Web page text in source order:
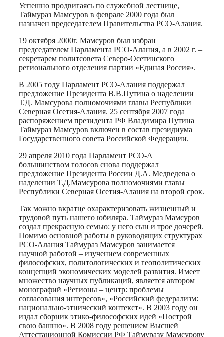
Успешно продвигаясь по служебной лестнице,
Таймураз Мамсуров в феврале 2000 года был
назначен председателем Правительства РСО-Алания.
19 октября 2000г. Мамсуров был избран
председателем Парламента РСО-Алания, а в 2002 г. –
секретарем политсовета Северо-Осетинского
регионального отделения партии «Единая Россия».
В 2005 году Парламент РСО-Алания поддержал
предложение Президента В.В.Путина о наделении
Т.Д. Мамсурова полномочиями главы Республики
Северная Осетия-Алания. 25 сентября 2007 года
распоряжением президента РФ Владимира Путина
Таймураз Мамсуров включен в состав президиума
Государственного совета Российской Федерации.
29 апреля 2010 года Парламент РСО-А
большинством голосов снова поддержал
предложение Президента России Д.А. Медведева о
наделении Т.Д.Мамсурова полномочиями главы
Республики Северная Осетия-Алания на второй срок.
Так можно вкратце охарактеризовать жизненный и
трудовой путь нашего юбиляра. Таймураз Мамсуров
создал прекрасную семью: у него сын и трое дочерей.
Помимо основной работы в руководящих структурах
РСО-Алания Таймураз Мамсуров занимается
научной работой – изучением современных
философских, политологических и геополитических
концепций экономических моделей развития. Имеет
множество научных публикаций, является автором
монографий «Регионы – центр: проблемы
согласования интересов», «Российский федерализм:
национально-этнический контекст». В 2003 году он
издал сборник этико-философских идей «Построй
свою башню». В 2008 году решением Высшей
Аттестационной Комиссии РФ Таймуразу Мамсурову